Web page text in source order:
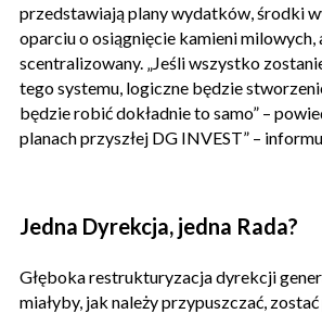
przedstawiają plany wydatków, środki
oparciu o osiągnięcie kamieni milowych,
scentralizowany. „Jeśli wszystko
tego systemu, logiczne będzie
będzie robić dokładnie to samo” –
planach przyszłej DG INVEST” –
Jedna Dyrekcja, jedna Rada?
Głęboka restrukturyzacja dyrekcji
miałyby, jak należy przypuszczać,